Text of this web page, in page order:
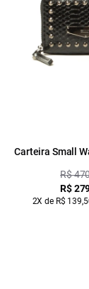
Carteira Small
R$
R$
2X de R$